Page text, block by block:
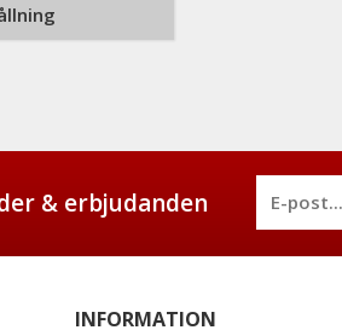
& erbjudanden
INFORMATION